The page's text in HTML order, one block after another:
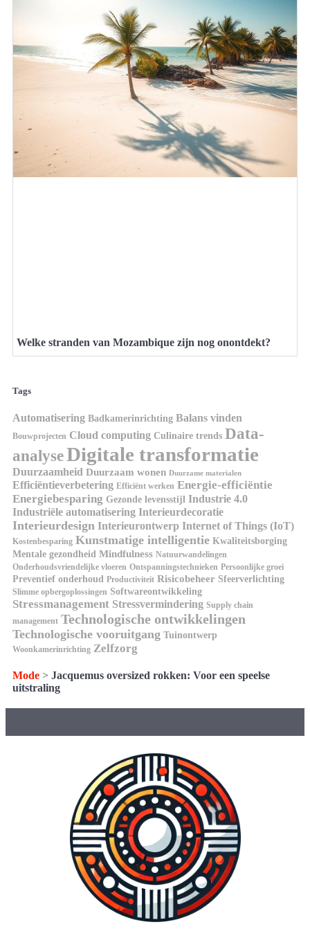
Welke stranden van Mozambique zijn nog onontdekt?
Tags
Automatisering Badkamerinrichting Balans vinden
Bouwprojecten Cloud computing Culinaire trends Data-
analyseDigitale transformatie
Duurzaamheid Duurzaam wonen Duurzame materialen
Efficiëntieverbetering Efficiënt werken Energie-efficiëntie
Energiebesparing Gezonde levensstijl Industrie 4.0
Industriële automatisering Interieurdecoratie
Interieurdesign Interieurontwerp Internet of Things (IoT)
Kostenbesparing Kunstmatige intelligentie Kwaliteitsborging
Mentale gezondheid Mindfulness Natuurwandelingen
Onderhoudsvriendelijke vloeren Ontspanningstechnieken Persoonlijke groei
Preventief onderhoud Productiviteit Risicobeheer Sfeerverlichting
Slimme opbergoplossingen Softwareontwikkeling
Stressmanagement Stressvermindering Supply chain
management Technologische ontwikkelingen
Technologische vooruitgang Tuinontwerp
Woonkamerinrichting Zelfzorg
Mode > Jacquemus oversized rokken: Voor een speelse
uitstraling